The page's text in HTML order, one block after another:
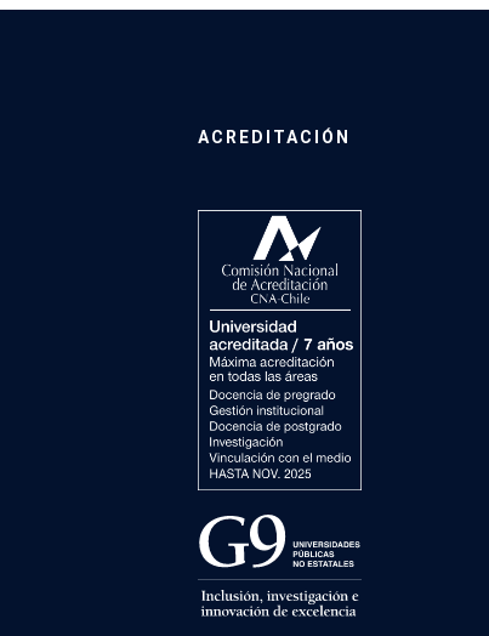
ACREDITACIÓN